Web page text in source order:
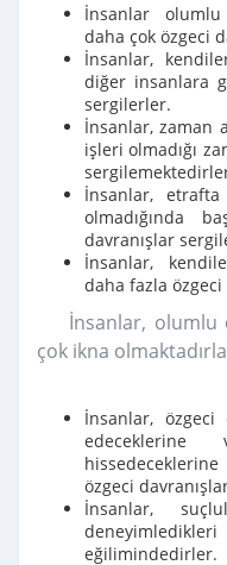
İnsanlar
daha çok özgeci
İnsanlar,
diğer insanlara
sergilerler.
İnsanlar, zaman
işleri olmadığı
İnsanlar,
olmadığında
davranışlar
İnsanlar,
daha fazla
İnsanlar,
çok ikna
İnsanlar, özgeci
özgeci
İnsanlar,
eğilimindedirler.